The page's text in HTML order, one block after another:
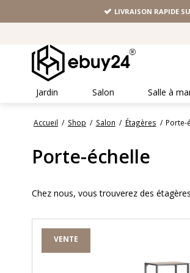
LIVRAISON RAPIDE
Jardin Salon Salle à
Accueil / Shop / Salon / Étagères / Porte-
Porte-échelle
Chez nous, vous trouverez des
VENTE